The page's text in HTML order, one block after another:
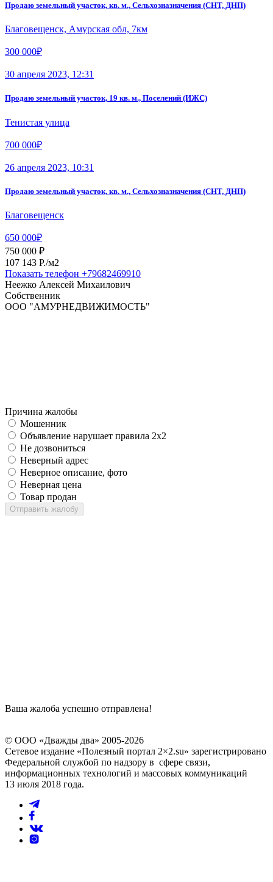
Продаю земельный участок, кв. м., Сельхозназначения (СНТ, ДНП)
Благовещенск, Амурская обл, 7км
300 000₽
30 апреля 2023, 12:31
Продаю земельный участок, 19 кв. м., Поселений (ИЖС)
Тенистая улица
700 000₽
26 апреля 2023, 10:31
Продаю земельный участок, кв. м., Сельхозназначения (СНТ, ДНП)
Благовещенск
650 000₽
750 000 ₽
107 143 P./м2
Показать телефон +79682469910
Неежко Алексей Михаилович
Собственник
ООО "АМУРНЕДВИЖИМОСТЬ"
Причина жалобы
Мошенник
Объявление нарушает правила 2x2
Не дозвониться
Неверный адрес
Неверное описание, фото
Неверная цена
Товар продан
Отправить жалобу
Ваша жалоба успешно отправлена!
© ООО «Дважды два» 2005-2026
Сетевое издание «Полезный портал 2×2.su» зарегистрировано
Федеральной службой по надзору в сфере связи,
информационных технологий и массовых коммуникаций
13 июля 2018 года.